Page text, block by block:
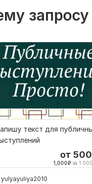
запросу
текст для
от 500
1,000₽ за 1 000
yulyayuliya2010